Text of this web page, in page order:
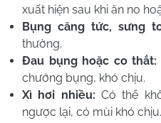
xuất hiện sau khi ăn no
Bụng căng tức, sưng
thường.
Đau bụng hoặc co thắt:
chướng bụng, khó chịu.
Xì hơi nhiều: Có thể
ngược lại, có mùi khó chịu.